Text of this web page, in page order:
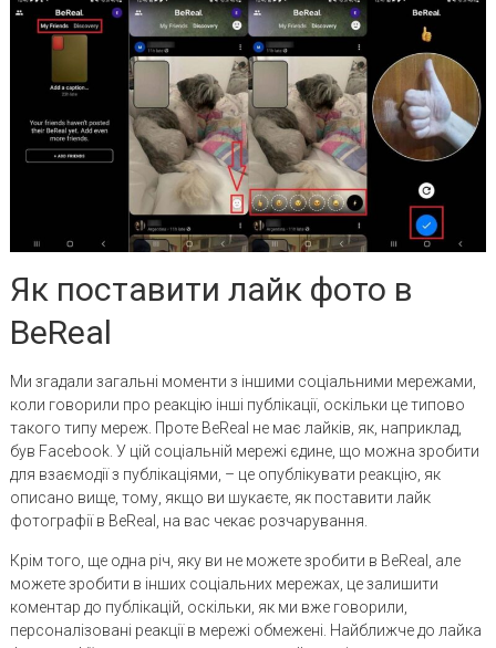
Як поставити лайк фото в
BeReal
Ми згадали загальні моменти з іншими соціальними мережами,
коли говорили про реакцію інші публікації, оскільки це типово
такого типу мереж. Проте BeReal не має лайків, як, наприклад,
був Facebook. У цій соціальній мережі єдине, що можна зробити
для взаємодії з публікаціями, – це опублікувати реакцію, як
описано вище, тому, якщо ви шукаєте, як поставити лайк
фотографії в BeReal, на вас чекає розчарування.
Крім того, ще одна річ, яку ви не можете зробити в BeReal, але
можете зробити в інших соціальних мережах, це залишити
коментар до публікацій, оскільки, як ми вже говорили,
персоналізовані реакції в мережі обмежені. Найближче до лайка